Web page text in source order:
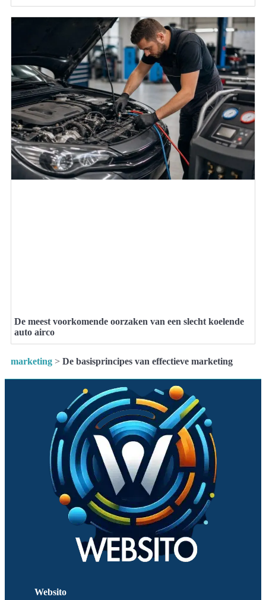
De meest voorkomende oorzaken van een slecht koelende
auto airco
marketing > De basisprincipes van effectieve marketing
Websito